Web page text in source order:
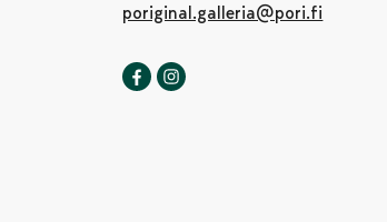
poriginal.galleria@pori.fi
Poriginal-galleria Facebookissa
Avautuu uudessa välilehdessä